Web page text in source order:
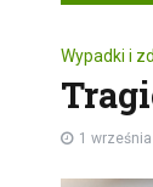
Wypadki i
1 września